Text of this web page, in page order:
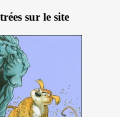
sur le site